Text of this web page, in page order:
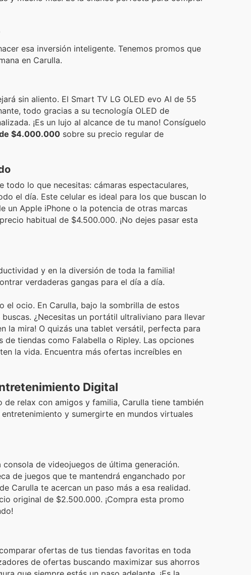
esa inversión inteligente. Tenemos promos que
en Carulla.
sin aliento. El Smart TV LG OLED evo AI de 55
todo gracias a su tecnología OLED de
¡Es un lujo al alcance de tu mano! Consíguelo
$4.000.000 sobre su precio regular de
lo que necesitas: cámaras espectaculares,
el día. Este celular es ideal para los que buscan lo
un Apple iPhone o la potencia de otras marcas
habitual de $4.500.000. ¡No dejes pasar esta
y en la diversión de toda la familia!
verdaderas gangas para el día a día.
el ocio. En Carulla, bajo la sombrilla de estos
¿Necesitas un portátil ultraliviano para llevar
la mira! O quizás una tablet versátil, perfecta para
tiendas como Falabella o Ripley. Las opciones
la vida. Encuentra más ofertas increíbles en
Digital
relax con amigos y familia, Carulla tiene también
y sumergirte en mundos virtuales
de videojuegos de última generación.
de juegos que te mantendrá enganchado por
Carulla te acercan un paso más a esa realidad.
original de $2.500.000. ¡Compra esta promo
ofertas de tus tiendas favoritas en toda
de ofertas buscando maximizar sus ahorros